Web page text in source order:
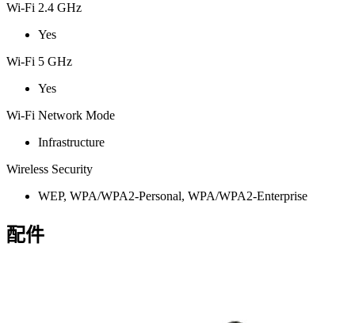
Wi-Fi 2.4 GHz
Yes
Wi-Fi 5 GHz
Yes
Wi-Fi Network Mode
Infrastructure
Wireless Security
WEP, WPA/WPA2-Personal, WPA/WPA2-Enterprise
配件